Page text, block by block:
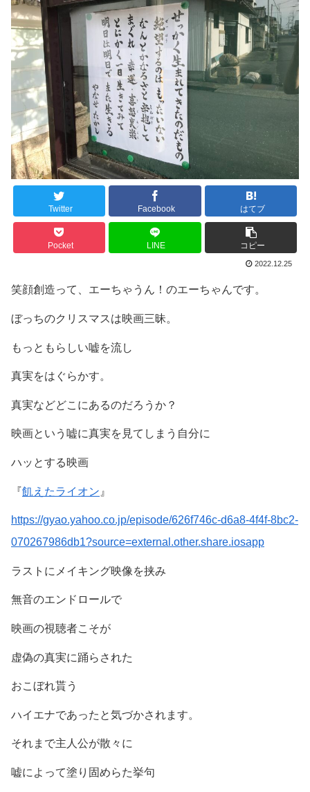
Twitter Facebook はてブ
Pocket LINE コピー
2022.12.25
笑顔創造って、エーちゃうん！のエーちゃんです。
ぼっちのクリスマスは映画三昧。
もっともらしい嘘を流し
真実をはぐらかす。
真実などどこにあるのだろうか？
映画という嘘に真実を見てしまう自分に
ハッとする映画
『飢えたライオン 』
https://gyao.yahoo.co.jp/episode/626f746c-d6a8-4f4f-8bc2-
070267986db1?source=external.other.share.iosapp
ラストにメイキング映像を挟み
無音のエンドロールで
映画の視聴者こそが
虚偽の真実に踊らされた
おこぼれ貰う
ハイエナであったと気づかされます。
それまで主人公が散々に
嘘によって塗り固めらた挙句